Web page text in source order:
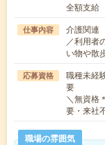
全額支給
仕事内容
介護関連
／利用者
い物や散
応募資格
職種未経
要
＼無資格
要・来社
職場の雰囲気